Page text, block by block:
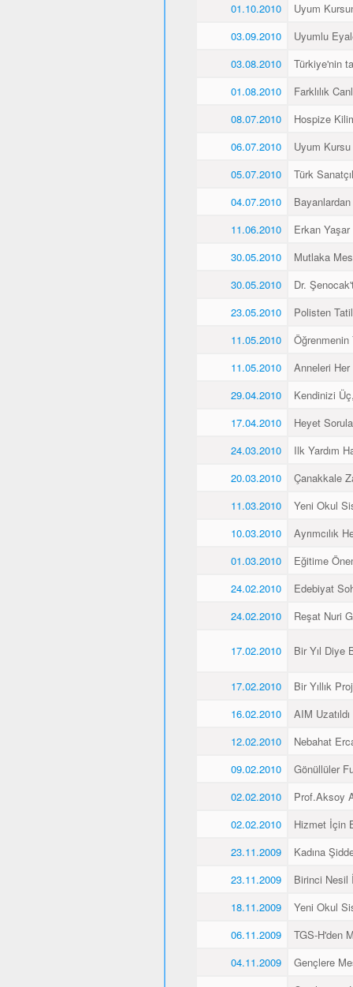
01.10.2010
Uyum
03.09.2010
Uyumlu
03.08.2010
Türkiye'nin
01.08.2010
Farklılık
08.07.2010
Hospize
06.07.2010
Uyum
05.07.2010
Türk
04.07.2010
11.06.2010
Erkan Yaşar
30.05.2010
Mutlaka
30.05.2010
Dr.
23.05.2010
Polisten
11.05.2010
Öğrenmenin
11.05.2010
Anneleri Her
29.04.2010
Kendinizi
17.04.2010
Heyet
24.03.2010
Ilk Yardım
20.03.2010
Çanakkale
11.03.2010
Yeni Okul
10.03.2010
Ayrımcılık
01.03.2010
Eğitime
24.02.2010
Edebiyat
24.02.2010
Reşat Nuri
17.02.2010 Bir Yıl Diye
17.02.2010
Bir Yıllık
16.02.2010
AIM Uzatıldı
12.02.2010
Nebahat
09.02.2010
Gönüllüler
02.02.2010
Prof.Aksoy
02.02.2010
Hizmet İçin
23.11.2009
Kadına
23.11.2009
Birinci Nesil
18.11.2009
Yeni Okul
06.11.2009
TGS-H'den
04.11.2009
Gençlere